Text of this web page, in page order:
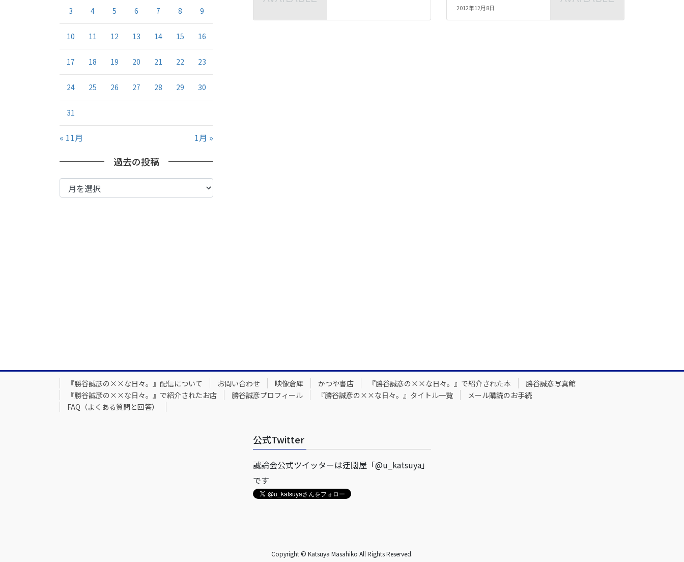
2012年12月8日
3 4 5 6 7 8 9
10 11 12 13 14 15 16
17 18 19 20 21 22 23
24 25 26 27 28 29 30
31
« 11月 1月 »
過去の投稿
過
去
『勝谷誠彦の××な日々。』配信について お問い合わせ 映像倉庫 かつや書店 『勝谷誠彦の××な日々。』で紹介された本
勝谷誠彦写真館
『勝谷誠彦の××な日々。』で紹介されたお店
勝谷誠彦プロフィール 『勝谷誠彦の××な日々。』タイトル一覧
メール購読のお手続
FAQ（よくある質問と回答）
公式Twitter
誠論会公式ツイッターは迂闊屋「@u_katsuya」
です
Copyright © Katsuya Masahiko All Rights Reserved.